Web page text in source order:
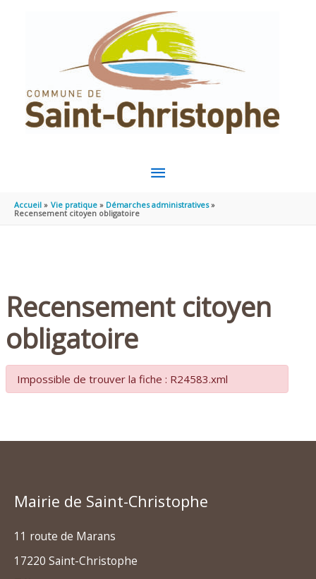
MENU
PRINCIPAL
Accueil Vie pratique
Démarches administratives
Recensement citoyen obligatoire
Recensement citoyen
obligatoire
Impossible de trouver la fiche : R24583.xml
Mairie de Saint-Christophe
11 route de Marans
17220 Saint-Christophe